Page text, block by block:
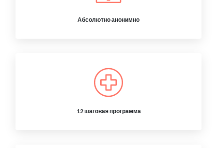
Абсолютно анонимно
12 шаговая программа